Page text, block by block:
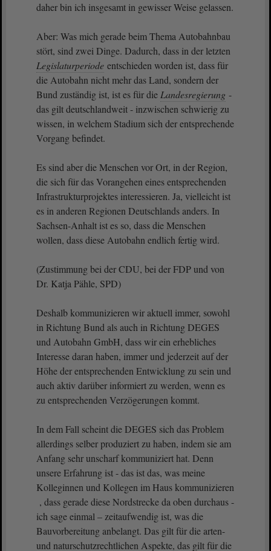
daher bin ich insgesamt in gewisser Weise gelassen.
Aber: Was mich gerade beim Thema Autobahnbau
stört, sind zwei Dinge. Dadurch, dass in der letzten
Legislaturperiode entschieden worden ist, dass für
die Autobahn nicht mehr das Land, sondern der
Bund zuständig ist, ist es für die Landesregierung -
das gilt deutschlandweit - inzwischen schwierig zu
wissen, in welchem Stadium sich der entsprechende
Vorgang befindet.
Es sind aber die Menschen vor Ort, in der Region,
die sich für das Vorangehen eines entsprechenden
Infrastrukturprojektes interessieren. Ja, vielleicht ist
es in anderen Regionen Deutschlands anders. In
Sachsen-Anhalt ist es so, dass die Menschen
wollen, dass diese Autobahn endlich fertig wird.
(Zustimmung bei der CDU, bei der FDP und von
Dr. Katja Pähle, SPD)
Deshalb kommunizieren wir aktuell immer, sowohl
in Richtung Bund als auch in Richtung DEGES
und Autobahn GmbH, dass wir ein erhebliches
Interesse daran haben, immer und jederzeit auf der
Höhe der entsprechenden Entwicklung zu sein und
auch aktiv darüber informiert zu werden, wenn es
zu entsprechenden Verzögerungen kommt.
In dem Fall scheint die DEGES sich das Problem
allerdings selber produziert zu haben, indem sie am
Anfang sehr unscharf kommuniziert hat. Denn
unsere Erfahrung ist - das ist das, was meine
Kolleginnen und Kollegen im Haus kommunizieren
, dass gerade diese Nordstrecke da oben durchaus -
ich sage einmal – zeitaufwendig ist, was die
Bauvorbereitung anbelangt. Das gilt für die arten-
und naturschutzrechtlichen Aspekte, das gilt für die